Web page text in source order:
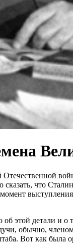
что
момент
этой детали
обычно,
Вот как была